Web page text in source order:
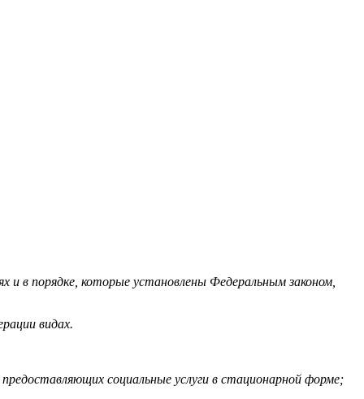
и в порядке, которые установлены Федеральным законом,
видах.
социальные услуги в стационарной форме;